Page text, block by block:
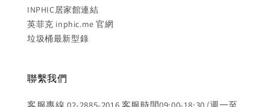
INPHIC居家館連結
英菲克 inphic.me 官網
垃圾桶最新型錄
聯繫我們
客服專線 02-2885-2016 客服時間09:00-18:30 (週一至